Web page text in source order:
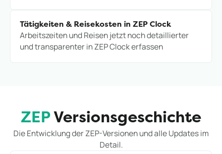
Tätigkeiten & Reisekosten in ZEP Clock
Arbeitszeiten und Reisen jetzt noch detaillierter
und transparenter in ZEP Clock erfassen
ZEPVersionsgeschichte
Die Entwicklung der ZEP-Versionen und alle Updates im
Detail.